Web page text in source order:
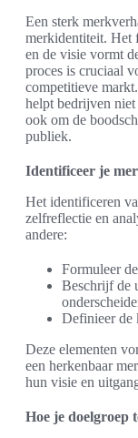
Een sterk
merkidentiteit. Het
en de visie vormt
proces is cruciaal
competitieve
helpt bedrijven
ook om de
publiek.
Identificeer je
Het identificeren
zelfreflectie en
andere:
Formuleer
Beschrijf de
Definieer de
Deze elementen
een herkenbaar
hun visie en
Hoe je doelgroep